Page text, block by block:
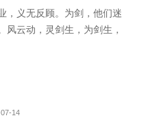
，义无反顾。为剑，他们迷
风云动，灵剑生，为剑生，
横空出世，异火融生，成就
14